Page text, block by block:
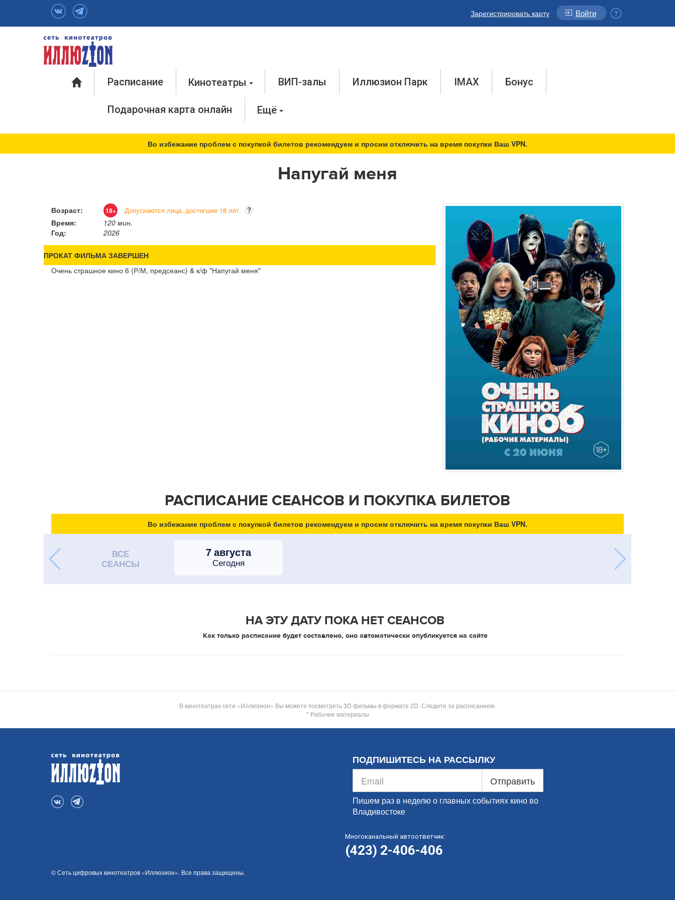
Зарегистрировать карту Войти
Расписание Кинотеатры ВИП-залы Иллюзион Парк IMAX Бонус
Подарочная карта онлайн Ещё
Во избежание проблем с покупкой билетов рекомендуем и просим отключить на время покупки Ваш VPN.
Напугай меня
Возраст: 18+ Допускаются лица, достигшие 18 лет.
?
Время:
120 мин.
Год:
2026
ПРОКАТ ФИЛЬМА ЗАВЕРШЕН
Очень страшное кино 6 (Р/М, предсеанс) & к/ф "Напугай меня"
РАСПИСАНИЕ СЕАНСОВ И ПОКУПКА БИЛЕТОВ
Во избежание проблем с покупкой билетов рекомендуем и просим отключить на время покупки Ваш VPN.
ВСЕ
СЕАНСЫ
7 августа
Сегодня
НА ЭТУ ДАТУ ПОКА НЕТ СЕАНСОВ
Как только расписание будет составлено, оно автоматически опубликуется на сайте
В кинотеатрах сети «Иллюзион» Вы можете посмотреть 3D фильмы в формате 2D. Следите за расписанием.
* Рабочие материалы
ПОДПИШИТЕСЬ НА РАССЫЛКУ
Отправить
Пишем раз в неделю о главных событиях кино во
Владивостоке
Многоканальный автоответчик:
(423) 2-406-406
© Сеть цифровых кинотеатров «Иллюзион». Все права защищены.